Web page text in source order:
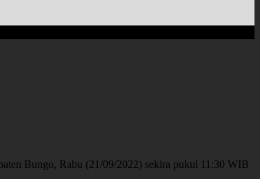
Bungo, Rabu (21/09/2022) sekira pukul 11:30 WIB